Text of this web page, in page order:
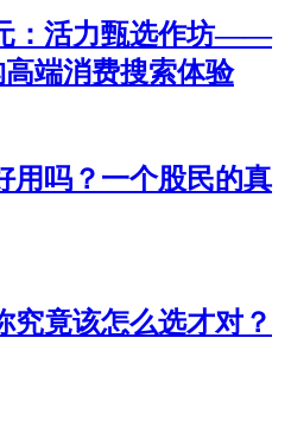
：活力甄选作坊——
端消费搜索体验
用吗？一个股民的真
究竟该怎么选才对？